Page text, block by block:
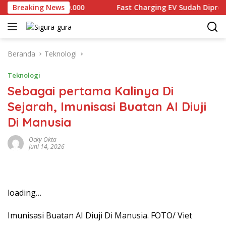
Langsung
ke
konten
Breaking News
Rp2.679.000 Fast Charging EV Sudah Diproduksi
Beranda Teknologi
Teknologi
Sebagai pertama Kalinya Di
Sejarah, Imunisasi Buatan AI Diuji
Di Manusia
Ocky Okta
Juni 14, 2026
loading…
Imunisasi Buatan AI Diuji Di Manusia. FOTO/ Viet